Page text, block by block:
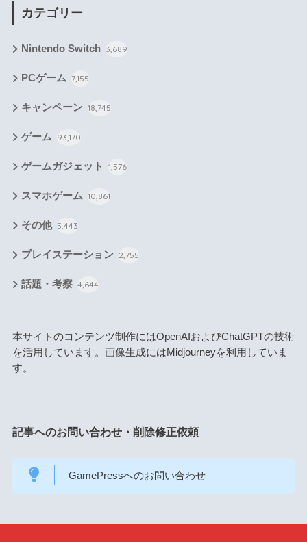
カテゴリー
Nintendo Switch 3,689
PCゲーム 7,155
キャンペーン 18,745
ゲーム 93,170
ゲームガジェット 1,576
スマホゲーム 10,861
その他 5,443
プレイステーション 2,755
話題・考察 4,644
本サイトのコンテンツ制作にはOpenAIおよびChatGPTの技術
を活用しています。画像生成にはMidjourneyを利用していま
す。
記事へのお問い合わせ・削除修正依頼
GamePressへのお問い合わせ